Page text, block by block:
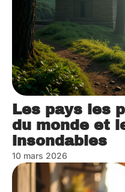
Les pays les
du monde et
insondables
10 mars 2026